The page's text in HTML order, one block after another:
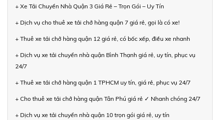
+ Xe Tải Chuyển Nhà Quận 3 Giá Rẻ – Trọn Gói – Uy Tín
+ Dịch vụ cho thuê xe tải chở hàng quận 7 giá rẻ, gọi là có xe!
+ Thuê xe tải chở hàng quận 12 giá rẻ, có bốc xếp, điều xe nhanh
+ Dịch vụ xe tải chuyển nhà quận Bình Thạnh giá rẻ, uy tín, phục vụ
24/7
+ Thuê xe tải chở hàng quận 1 TPHCM uy tín, giá rẻ, phục vụ 24/7
+ Cho thuê xe tải chở hàng quận Tân Phú giá rẻ ✓ Nhanh chóng 24/7
+ Dịch vụ xe tải chuyển nhà quận 10 trọn gói giá rẻ, uy tín